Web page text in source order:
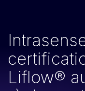
Liflow®